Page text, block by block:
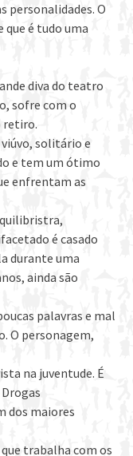
personalidades. O
é tudo uma
diva do teatro
sofre com o
retiro.
solitário e
e tem um ótimo
enfrentam as
é casado
durante uma
ainda são
palavras e mal
O personagem,
na juventude. É
dos maiores
trabalha com os